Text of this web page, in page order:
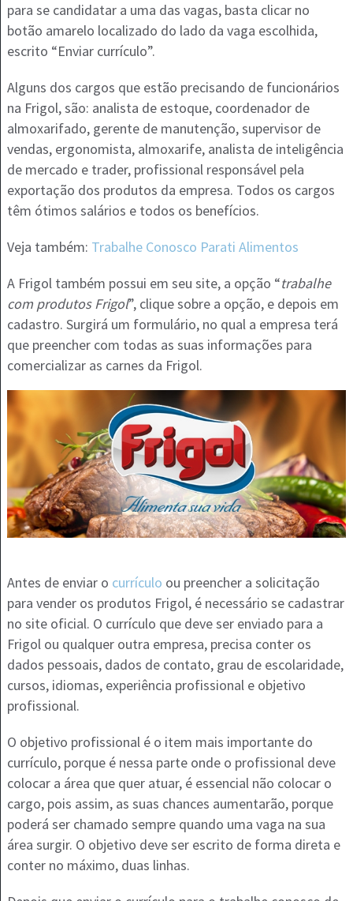
para se candidatar a uma das vagas, basta clicar no
botão amarelo localizado do lado da vaga escolhida,
escrito “Enviar currículo”.
Alguns dos cargos que estão precisando de funcionários
na Frigol, são: analista de estoque, coordenador de
almoxarifado, gerente de manutenção, supervisor de
vendas, ergonomista, almoxarife, analista de inteligência
de mercado e trader, profissional responsável pela
exportação dos produtos da empresa. Todos os cargos
têm ótimos salários e todos os benefícios.
Veja também: Trabalhe Conosco Parati Alimentos
A Frigol também possui em seu site, a opção “trabalhe
com produtos Frigol”, clique sobre a opção, e depois em
cadastro. Surgirá um formulário, no qual a empresa terá
que preencher com todas as suas informações para
comercializar as carnes da Frigol.
Antes de enviar o currículo ou preencher a solicitação
para vender os produtos Frigol, é necessário se cadastrar
no site oficial. O currículo que deve ser enviado para a
Frigol ou qualquer outra empresa, precisa conter os
dados pessoais, dados de contato, grau de escolaridade,
cursos, idiomas, experiência profissional e objetivo
profissional.
O objetivo profissional é o item mais importante do
currículo, porque é nessa parte onde o profissional deve
colocar a área que quer atuar, é essencial não colocar o
cargo, pois assim, as suas chances aumentarão, porque
poderá ser chamado sempre quando uma vaga na sua
área surgir. O objetivo deve ser escrito de forma direta e
conter no máximo, duas linhas.